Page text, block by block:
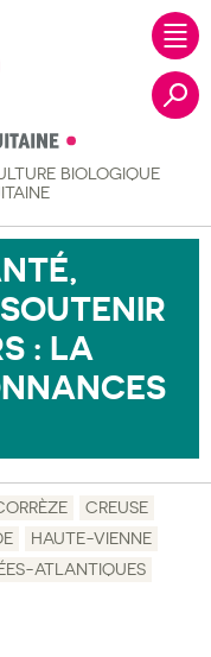
BIOLOGIQUE
: LA
CREUSE
HAUTE-VIENNE
ATLANTIQUES